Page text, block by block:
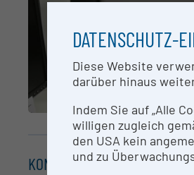
KONTAKT
DATENSCHUTZ-
Diese Website
darüber hinaus
Indem Sie auf „Alle
willigen zugleich
den USA kein
und zu